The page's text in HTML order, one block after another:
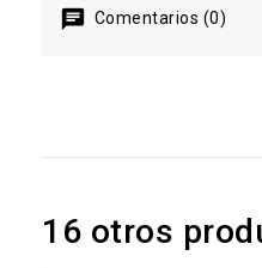
Comentarios (0)
16 otros